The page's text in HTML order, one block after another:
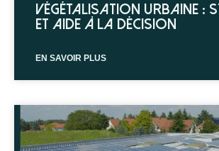
Végétalisation urbaine :
et aide à la décision
EN SAVOIR PLUS